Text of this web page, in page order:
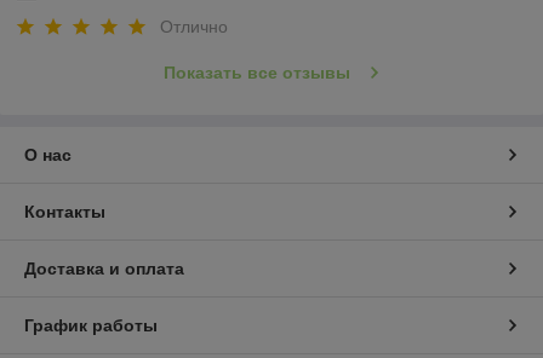
Отлично
Показать все отзывы
О нас
Контакты
Доставка и оплата
График работы